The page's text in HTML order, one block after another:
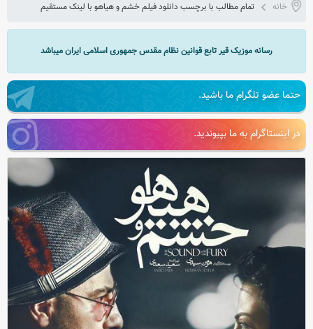
خانه تمام مطالب با برچسب دانلود فیلم خشم و هیاهو با لینک مستقیم
رسانه موزیک قیر تابع قوانین نظام مقدس جمهوری اسلامی ایران میباشد
حتما عضو تلگرام ما باشید.
در اینستاگرام به ما بپیوندید.